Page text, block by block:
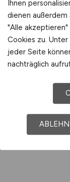
Ihnen
dienen außerdem
"Alle
Cookies zu.
jeder Seite
nachträglich